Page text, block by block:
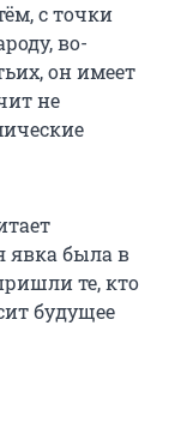
с точки
во-
он имеет
не
явка была в
те, кто
будущее